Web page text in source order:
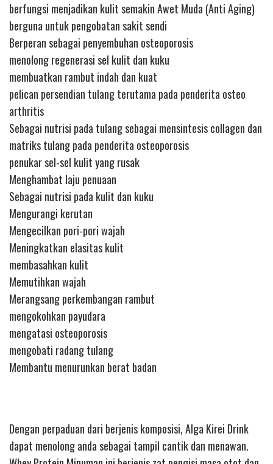
berfungsi menjadikan kulit semakin Awet Muda (Anti Aging)
berguna untuk pengobatan sakit sendi
Berperan sebagai penyembuhan osteoporosis
menolong regenerasi sel kulit dan kuku
membuatkan rambut indah dan kuat
pelican persendian tulang terutama pada penderita osteo
arthritis
Sebagai nutrisi pada tulang sebagai mensintesis collagen dan
matriks tulang pada penderita osteoporosis
penukar sel-sel kulit yang rusak
Menghambat laju penuaan
Sebagai nutrisi pada kulit dan kuku
Mengurangi kerutan
Mengecilkan pori-pori wajah
Meningkatkan elasitas kulit
membasahkan kulit
Memutihkan wajah
Merangsang perkembangan rambut
mengokohkan payudara
mengatasi osteoporosis
mengobati radang tulang
Membantu menurunkan berat badan
Dengan perpaduan dari berjenis komposisi, Alga Kirei Drink
dapat menolong anda sebagai tampil cantik dan menawan.